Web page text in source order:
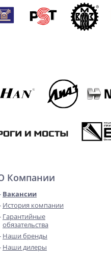
Компании
Вакансии
История компании
Гарантийные
обязательства
Наши бренды
Наши дилеры